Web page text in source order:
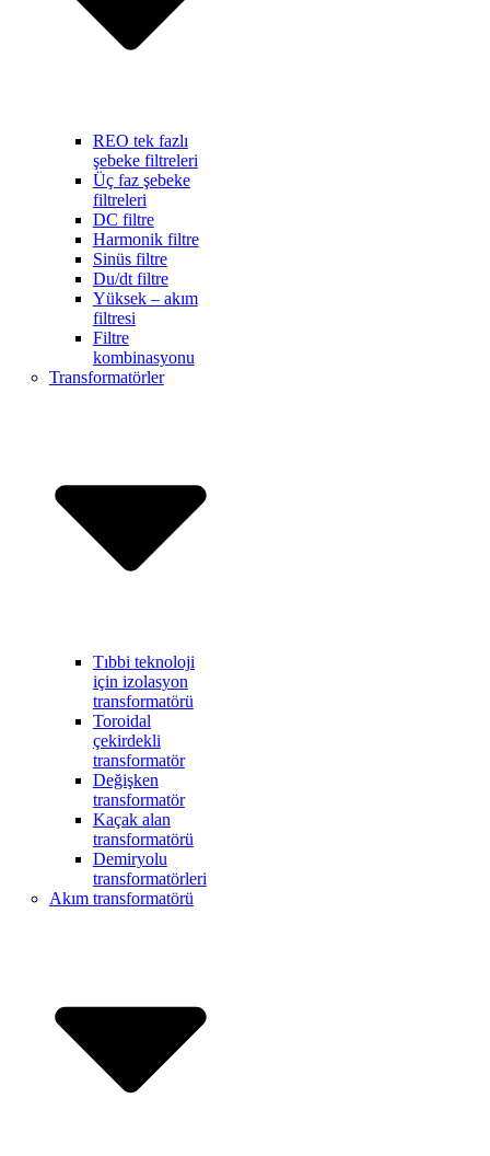
REO tek fazlı
şebeke filtreleri
Üç faz şebeke
filtreleri
DC filtre
Harmonik filtre
Sinüs filtre
Du/dt filtre
Yüksek – akım
filtresi
Filtre
kombinasyonu
Transformatörler
Tıbbi teknoloji
için izolasyon
transformatörü
Toroidal
çekirdekli
transformatör
Değişken
transformatör
Kaçak alan
transformatörü
Demiryolu
transformatörleri
Akım transformatörü